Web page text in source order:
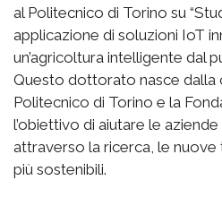
al Politecnico di Torino su
applicazione di soluzioni IoT
un’agricoltura intelligente dal
Questo dottorato nasce dalla
Politecnico di Torino e la
l’obiettivo di aiutare le
attraverso la ricerca, le
più sostenibili.